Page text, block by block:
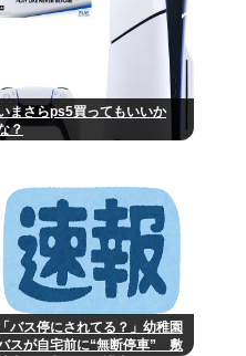
まさらps5買ってもいいか
？
「バス停にされてる？」幼稚園
スが自宅前に“無断停車” 敷